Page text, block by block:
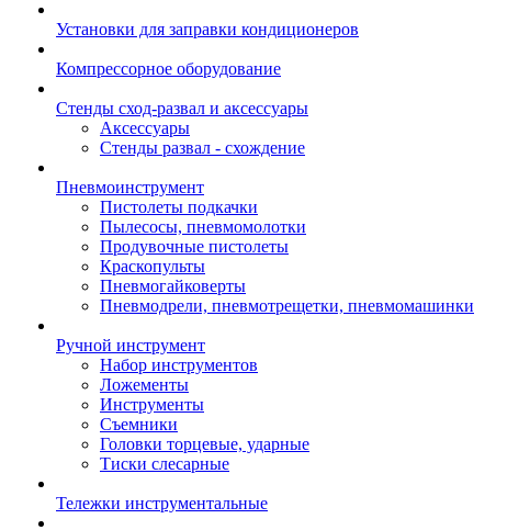
Установки для заправки кондиционеров
Компрессорное оборудование
Стенды сход-развал и аксессуары
Аксессуары
Стенды развал - схождение
Пневмоинструмент
Пистолеты подкачки
Пылесосы, пневмомолотки
Продувочные пистолеты
Краскопульты
Пневмогайковерты
Пневмодрели, пневмотрещетки, пневмомашинки
Ручной инструмент
Набор инструментов
Ложементы
Инструменты
Съемники
Головки торцевые, ударные
Тиски слесарные
Тележки инструментальные